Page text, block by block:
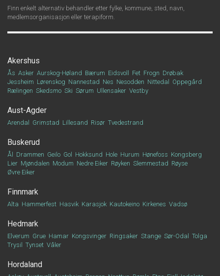
Finn enkelt alternativ behandler etter fylke, kommune, sted, navn,
medlemsorganisasjon eller terapiform.
Akershus
Ås Asker Aurskog-Høland Bærum Eidsvoll Fet Frogn Drøbak
Jessheim Lørenskog Nannestad Nes Nesodden Nittedal
Oppegård
Rælingen Skedsmo Ski Sørum Ullensaker Vestby
Aust-Agder
Arendal Grimstad Lillesand Risør Tvedestrand
Buskerud
Ål Drammen Geilo Gol Hokksund Hole Hurum Hønefoss Kongsberg
Lier Mjøndalen Modum Nedre Eiker Røyken Slemmestad Røyse
Øvre Eiker
Finnmark
Alta Hammerfest Hasvik Karasjok Kautokeino Kirkenes Vadsø
Hedmark
Elverum Grue Hamar Kongsvinger Ringsaker Stange Sør-Odal
Tolga
Trysil
Tynset Våler
Hordaland